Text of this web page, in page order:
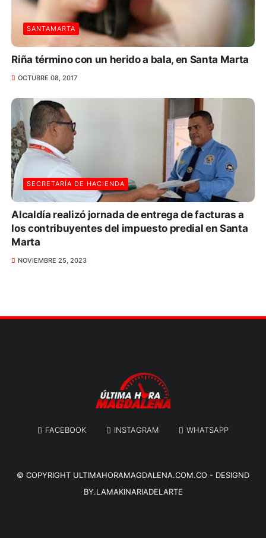
SANTAMARTA
Riña término con un herido a bala, en Santa Marta
OCTUBRE 08, 2017
SECRETARÍA DE HACIENDA
Alcaldía realizó jornada de entrega de facturas a
los contribuyentes del impuesto predial en Santa
Marta
NOVIEMBRE 25, 2023
FACEBOOK INSTAGRAM WHATSAPP
© COPYRIGHT ULTIMAHORAMAGDALENA.COM.CO - DESIGND
BY.LAMAKINARIADELARTE